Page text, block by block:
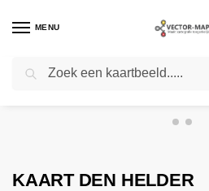
MENU
Home - Kaarten - Stedenkaarten
KAART DEN HELDER